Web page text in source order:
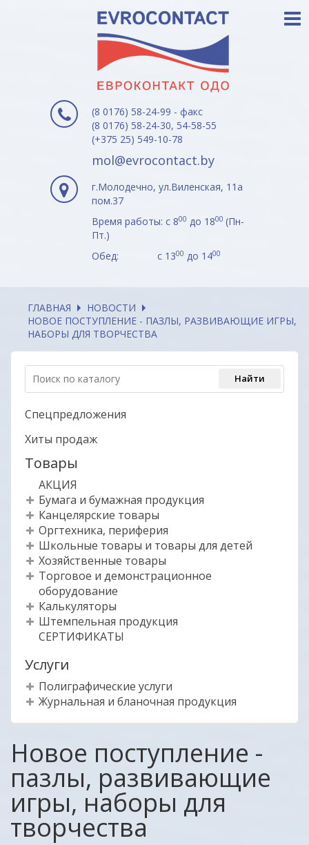
(8 0176) 58-24-99 - факс
(8 0176) 58-24-30, 54-58-55
(+375 25) 549-10-78
mol@evrocontact.by
г.Молодечно, ул.Виленская, 11а
пом.37
Время работы: с 800 до 1800 (Пн-
Пт.)
Обед: с 1300 до 1400
ГЛАВНАЯ
НОВОСТИ
НОВОЕ ПОСТУПЛЕНИЕ - ПАЗЛЫ, РАЗВИВАЮЩИЕ ИГРЫ,
НАБОРЫ ДЛЯ ТВОРЧЕСТВА
Спецпредложения
Хиты продаж
Товары
АКЦИЯ
Бумага и бумажная продукция
Канцелярские товары
Оргтехника, периферия
Школьные товары и товары для детей
Хозяйственные товары
Торговое и демонстрационное
оборудование
Калькуляторы
Штемпельная продукция
СЕРТИФИКАТЫ
Услуги
Полиграфические услуги
Журнальная и бланочная продукция
Новое поступление -
пазлы, развивающие
игры, наборы для
творчества